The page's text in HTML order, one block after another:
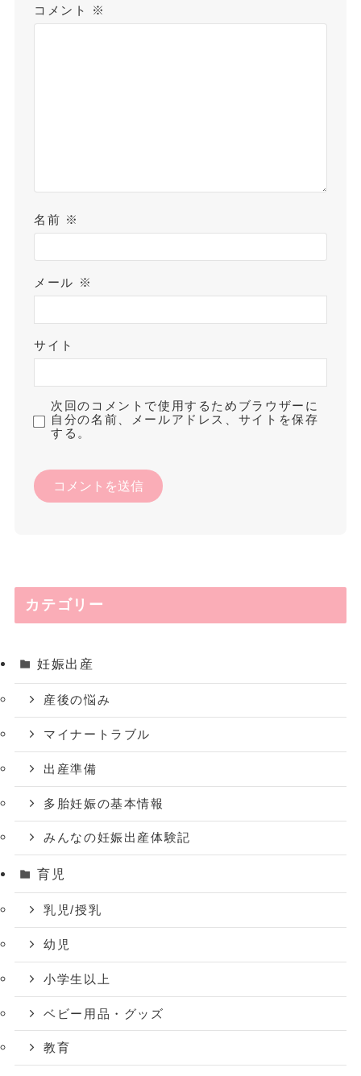
コメント ※
名前 ※
メール ※
サイト
次回のコメントで使用するためブラウザーに
自分の名前、メールアドレス、サイトを保存
する。
カテゴリー
妊娠出産
産後の悩み
マイナートラブル
出産準備
多胎妊娠の基本情報
みんなの妊娠出産体験記
育児
乳児/授乳
幼児
小学生以上
ベビー用品・グッズ
教育